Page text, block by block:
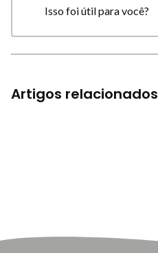
Isso foi útil para você?
Artigos relacionados